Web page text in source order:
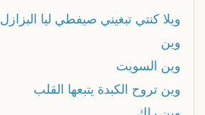
ويلا كنتي تبغيني صيفطي ليا البزازل
وين
وين السويت
وين تروح الكبدة يتبعها القلب